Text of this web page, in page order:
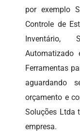
por exemplo
Controle de
Inventário,
Automatizado
Ferramentas
aguardando
orçamento e
Soluções Ltda
empresa.